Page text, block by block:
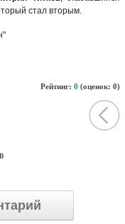
стал вторым.
Рейтинг: 0 (оценок: 0)